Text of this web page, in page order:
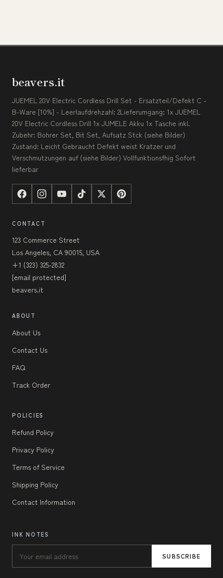
beavers.it
JUEMEL 20V Electric Cordless Drill Set - Ersatzteil/Defekt C -
B-Ware [10%] - Leerlaufdrehzahl: 2Lieferumgang: 1x JUEMEL
20V Electric Cordless Drill 1x JUMELE Akku 1x Tasche inkl.
Zubehr: Bohrer Set, Bit Set, Aufsatz Stck (siehe Bilder)
Zustand: Leicht Gebraucht Defekt weist Kratzer und
Verschmutzungen auf (siehe Bilder) Vollfunktionsfhig Sofort
lieferbar
CONTACT
123 Commerce Street
Los Angeles, CA 90015, USA
+1 (323) 325-2832
[email protected]
beavers.it
ABOUT
About Us
Contact Us
FAQ
Track Order
POLICIES
Refund Policy
Privacy Policy
Terms of Service
Shipping Policy
Contact Information
INK NOTES
SUBSCRIBE